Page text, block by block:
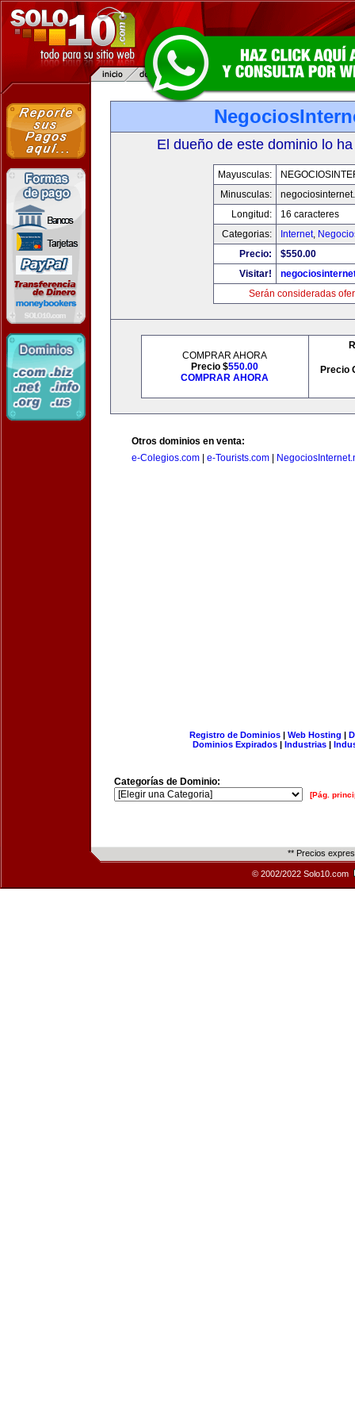
El dueño de este dominio lo
Mayusculas:
Minusculas:
Longitud:
16 caracteres
Categorias:
Internet,
Precio:
$550.00
Visitar!
Serán consideradas
COMPRAR AHORA
Precio $550.00
COMPRAR AHORA
Precio
Otros dominios en venta:
e-Colegios.com
e-Tourists.com
Registro de Dominios| Web Hosting |
Dominios Expirados | Industrias |
Categorías de Dominio:
[Pág.
** Precios
© 2002/2022 Solo10.com